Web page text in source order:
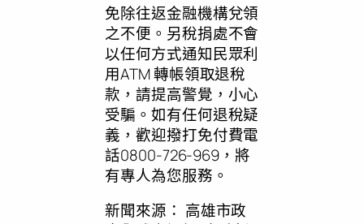
免除往返金融機構兌領
之不便。另稅捐處不會
以任何方式通知民眾利
用ATM 轉帳領取退稅
款，請提高警覺，小心
受騙。如有任何退稅疑
義，歡迎撥打免付費電
話0800-726-969，將
有專人為您服務。
新聞來源： 高雄市政